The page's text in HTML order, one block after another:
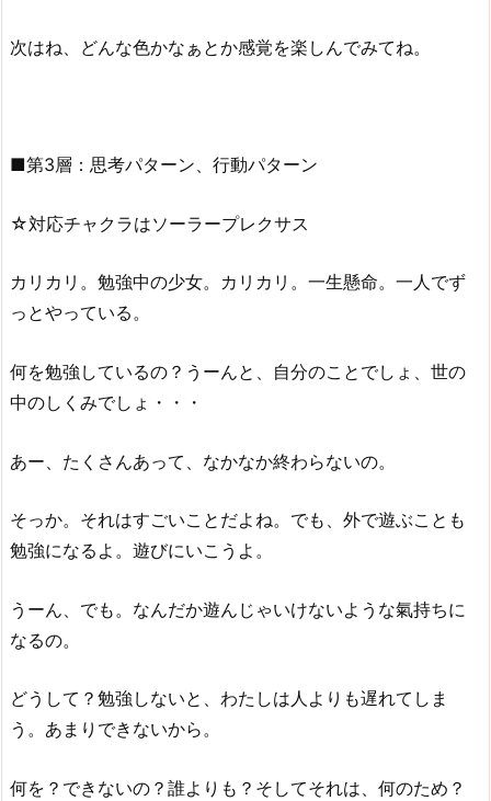
次はね、どんな色かなぁとか感覚を楽しんでみてね。
■第3層：思考パターン、行動パターン
☆対応チャクラはソーラープレクサス
カリカリ。勉強中の少女。カリカリ。一生懸命。一人でず
っとやっている。
何を勉強しているの？うーんと、自分のことでしょ、世の
中のしくみでしょ・・・
あー、たくさんあって、なかなか終わらないの。
そっか。それはすごいことだよね。でも、外で遊ぶことも
勉強になるよ。遊びにいこうよ。
うーん、でも。なんだか遊んじゃいけないような氣持ちに
なるの。
どうして？勉強しないと、わたしは人よりも遅れてしま
う。あまりできないから。
何を？できないの？誰よりも？そしてそれは、何のため？